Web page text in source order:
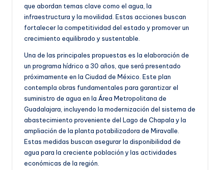
que abordan temas clave como el agua, la
infraestructura y la movilidad. Estas acciones buscan
fortalecer la competitividad del estado y promover un
crecimiento equilibrado y sustentable.
Una de las principales propuestas es la elaboración de
un programa hídrico a 30 años, que será presentado
próximamente en la Ciudad de México. Este plan
contempla obras fundamentales para garantizar el
suministro de agua en la Área Metropolitana de
Guadalajara, incluyendo la modernización del sistema de
abastecimiento proveniente del Lago de Chapala y la
ampliación de la planta potabilizadora de Miravalle.
Estas medidas buscan asegurar la disponibilidad de
agua para la creciente población y las actividades
económicas de la región.